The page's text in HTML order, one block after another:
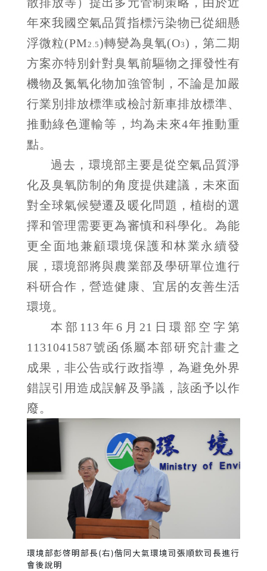
年來我國空氣品質指標污染物已從細懸
浮微粒(PM 2.5)轉變為臭氧(O3)，第二期
方案亦特別針對臭氧前驅物之揮發性有
機物及氮氧化物加強管制，不論是加嚴
行業別排放標準或檢討新車排放標準、
推動綠色運輸等，均為未來4年推動重
點。
過去，環境部主要是從空氣品質淨
化及臭氧防制的角度提供建議，未來面
對全球氣候變遷及暖化問題，植樹的選
擇和管理需要更為審慎和科學化。為能
更全面地兼顧環境保護和林業永續發
展，環境部將與農業部及學研單位進行
科研合作，營造健康、宜居的友善生活
環境。
本部113年6月21日環部空字第
1131041587號函係屬本部研究計畫之
成果，非公告或行政指導，為避免外界
錯誤引用造成誤解及爭議，該函予以作
廢。
環境部彭啓明部長(右)偕同大氣環境司張順欽司長進行
會後說明